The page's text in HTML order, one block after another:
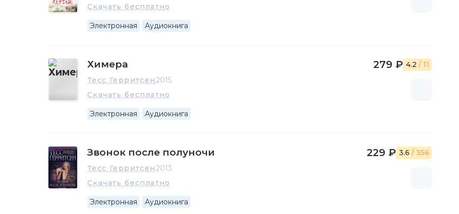
Скачать бесплатно
Электронная Аудиокнига
Химера
Тесс Герритсен2015
Скачать бесплатно
Электронная Аудиокнига
279 ₽ 4.2 / 11
Звонок после полуночи
Тесс Герритсен2013
Скачать бесплатно
Электронная Аудиокнига
229 ₽ 3.6 / 356